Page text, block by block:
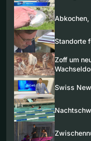
Abkochen,
Standorte
Zoff um
Swiss